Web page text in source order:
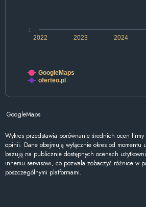
2022 2024
2023
1
GoogleMaps
oferteo.pl
GoogleMaps
Wykres przedstawia porównanie średnich ocen
opinii. Dane obejmują wyłącznie okres od
bazują na publicznie dostępnych ocenach
innemu serwisowi, co pozwala zobaczyć różnice w
poszczególnymi platformami.